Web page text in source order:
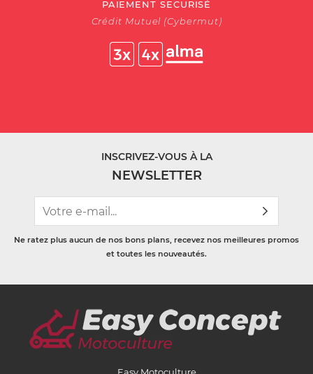
PAIEMENT SECURISÉ
Crédit Mutuel (Cybermut)
INSCRIVEZ-VOUS À LA
NEWSLETTER
Ne ratez plus aucun de nos bons plans, recevez nos meilleures promos
et toutes les nouveautés.